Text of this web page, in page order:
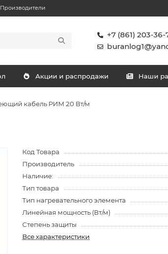
Производители
+7 (861) 203-36-
Акции и распродажи Наши
кабель РИМ 20 Вт/м
Код Товара
Производитель
Наличие:
Тип товара
Тип нагревательного элемента
Линейная мощность (Вт/м)
Степень защиты
Все характеристики